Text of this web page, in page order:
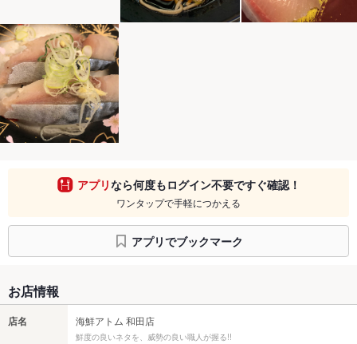
アプリなら何度もログイン不要ですぐ確認！
ワンタップで手軽につかえる
アプリでブックマーク
お店情報
店名 海鮮アトム 和田店
鮮度の良いネタを、威勢の良い職人が握る!!